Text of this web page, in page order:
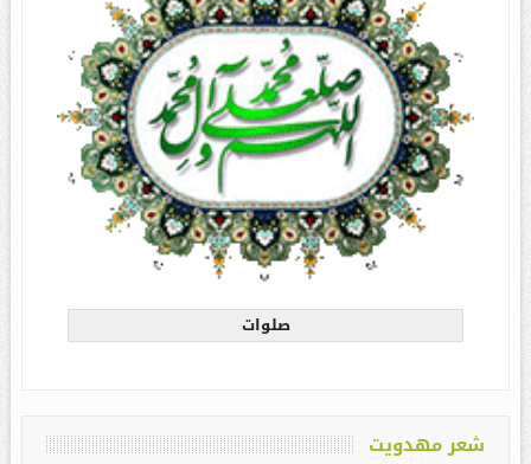
صلوات
شعر مهدویت